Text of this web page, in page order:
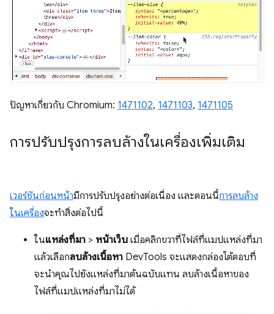
ปัญหาเกี่ยวกับ Chromium: 1471102, 1471103, 1471105
การปรับปรุงการลบล้างในเครื่องเพิ่มเติม
เวอร์ชันก่อนหน้ามีการปรับปรุงอย่างต่อเนื่อง และตอนนี้การลบล้าง
ในเครื่องจะทำสิ่งต่อไปนี้
ในแหล่งที่มา > หน้าเว็บ เมื่อคลิกขวาที่ไฟล์ที่แมปแหล่งที่มา
แล้วเลือกลบล้างเนื้อหา DevTools จะแสดงกล่องโต้ตอบที่
จะนำคุณไปยังแหล่งที่มาต้นฉบับแทน ลบล้างเนื้อหาของ
ไฟล์ที่แมปแหล่งที่มาไม่ได้